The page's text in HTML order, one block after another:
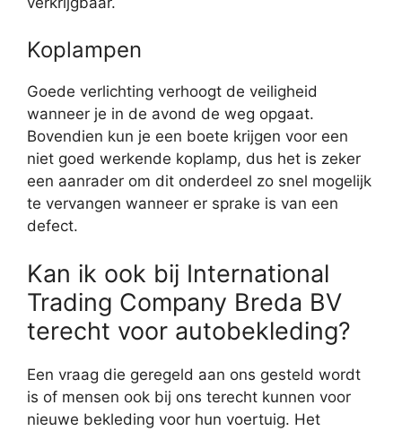
Koplampen
Goede verlichting verhoogt de veiligheid
wanneer je in de avond de weg opgaat.
Bovendien kun je een boete krijgen voor een
niet goed werkende koplamp, dus het is zeker
een aanrader om dit onderdeel zo snel mogelijk
te vervangen wanneer er sprake is van een
defect.
Kan ik ook bij International
Trading Company Breda BV
terecht voor autobekleding?
Een vraag die geregeld aan ons gesteld wordt
is of mensen ook bij ons terecht kunnen voor
nieuwe bekleding voor hun voertuig. Het